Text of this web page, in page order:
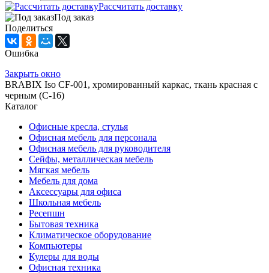
Рассчитать доставку
Под заказ
Поделиться
Ошибка
Закрыть окно
BRABIX Iso CF-001, хромированный каркас, ткань красная с
черным (С-16)
Каталог
Офисные кресла, стулья
Офисная мебель для персонала
Офисная мебель для руководителя
Сейфы, металлическая мебель
Мягкая мебель
Мебель для дома
Аксессуары для офиса
Школьная мебель
Ресепшн
Бытовая техника
Климатическое оборудование
Компьютеры
Кулеры для воды
Офисная техника